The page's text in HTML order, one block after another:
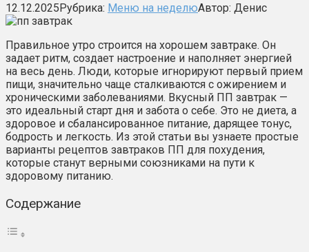
12.12.2025Рубрика: Меню на неделюАвтор: Денис
Правильное утро строится на хорошем завтраке. Он
задает ритм, создает настроение и наполняет энергией
на весь день. Люди, которые игнорируют первый прием
пищи, значительно чаще сталкиваются с ожирением и
хроническими заболеваниями. Вкусный ПП завтрак —
это идеальный старт дня и забота о себе. Это не диета, а
здоровое и сбалансированное питание, дарящее тонус,
бодрость и легкость. Из этой статьи вы узнаете простые
варианты рецептов завтраков ПП для похудения,
которые станут верными союзниками на пути к
здоровому питанию.
Содержание